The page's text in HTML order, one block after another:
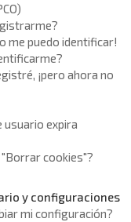
me puedo identificar!
¡pero ahora no
usuario expira
"Borrar cookies"?
y configuraciones
mi configuración?